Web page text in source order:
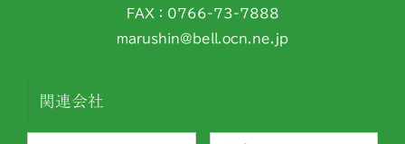
FAX：0766-73-7888
marushin@bell.ocn.ne.jp
関連会社